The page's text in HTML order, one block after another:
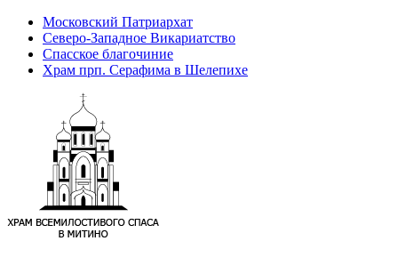
Московский Патриархат
Северо-Западное Викариатство
Спасское благочиние
Храм прп. Серафима в Шелепихе